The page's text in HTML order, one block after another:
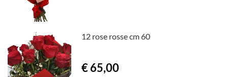
12 rose rosse cm 60
€ 65,00